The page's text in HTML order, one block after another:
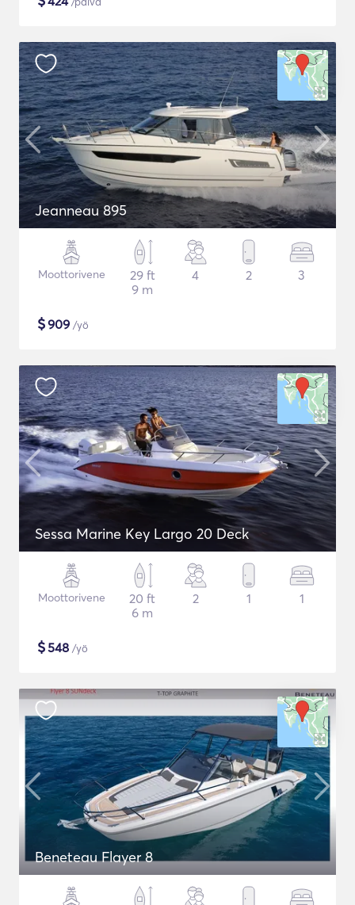
Jeanneau 895
Moottorivene
29 ft
9 m
4 2 3
$909 /yö
Sessa Marine Key Largo 20 Deck
Moottorivene
20 ft
6 m
2 1 1
$548 /yö
Beneteau Flayer 8